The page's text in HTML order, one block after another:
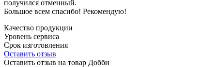
получился отменный.
Большое всем спасибо! Рекомендую!
Качество продукции
Уровень сервиса
Срок изготовления
Оставить отзыв
Оставить отзыв на товар Добби